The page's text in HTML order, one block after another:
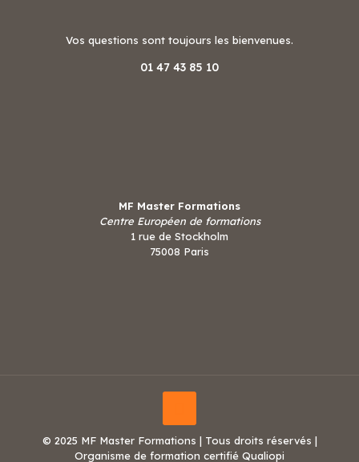
Vos questions sont toujours les bienvenues.
01 47 43 85 10
MF Master Formations
Centre Européen de formations
1 rue de Stockholm
75008 Paris
© 2025 MF Master Formations | Tous droits réservés |
Organisme de formation certifié Qualiopi